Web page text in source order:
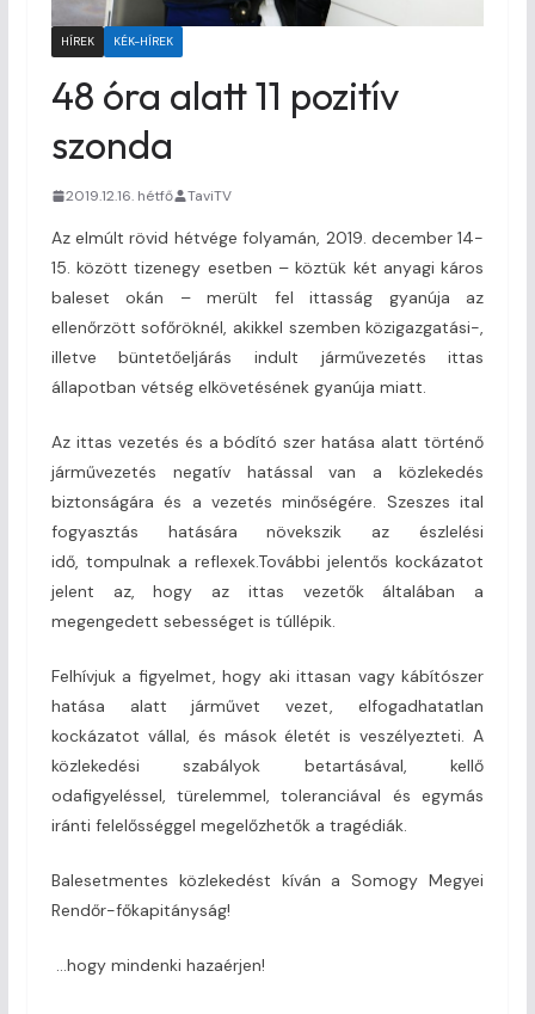
HÍREK KÉK-HÍREK
48 óra alatt 11 pozitív
szonda
2019.12.16. hétfő TaviTV
Az elmúlt rövid hétvége folyamán, 2019. december 14-
15. között tizenegy esetben – köztük két anyagi káros
baleset okán – merült fel ittasság gyanúja az
ellenőrzött sofőröknél, akikkel szemben közigazgatási-,
illetve büntetőeljárás indult járművezetés ittas
állapotban vétség elkövetésének gyanúja miatt.
Az ittas vezetés és a bódító szer hatása alatt történő
járművezetés negatív hatással van a közlekedés
biztonságára és a vezetés minőségére. Szeszes ital
fogyasztás hatására növekszik az észlelési
idő, tompulnak a reflexek.További jelentős kockázatot
jelent az, hogy az ittas vezetők általában a
megengedett sebességet is túllépik.
Felhívjuk a figyelmet, hogy aki ittasan vagy kábítószer
hatása alatt járművet vezet, elfogadhatatlan
kockázatot vállal, és mások életét is veszélyezteti. A
közlekedési szabályok betartásával, kellő
odafigyeléssel, türelemmel, toleranciával és egymás
iránti felelősséggel megelőzhetők a tragédiák.
Balesetmentes közlekedést kíván a Somogy Megyei
Rendőr-főkapitányság!
…hogy mindenki hazaérjen!